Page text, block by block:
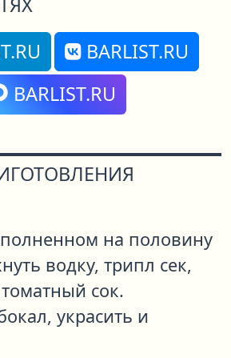
BARLIST.RU
BARLIST.RU
на половину
водку, трипл сек,
сок.
украсить и